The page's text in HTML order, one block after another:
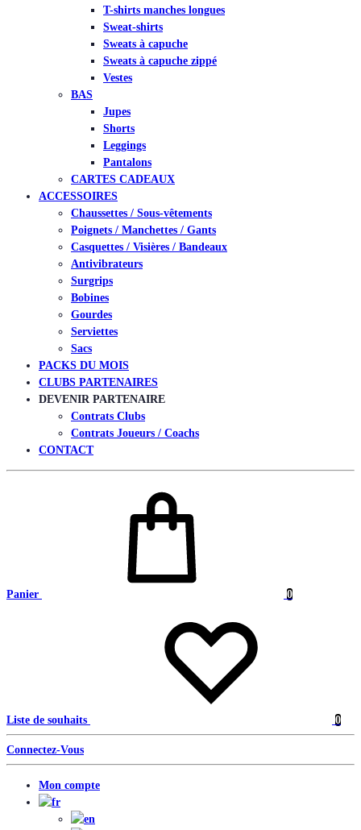
T-shirts manches longues
Sweat-shirts
Sweats à capuche
Sweats à capuche zippé
Vestes
BAS
Jupes
Shorts
Leggings
Pantalons
CARTES CADEAUX
ACCESSOIRES
Chaussettes / Sous-vêtements
Poignets / Manchettes / Gants
Casquettes / Visières / Bandeaux
Antivibrateurs
Surgrips
Bobines
Gourdes
Serviettes
Sacs
PACKS DU MOIS
CLUBS PARTENAIRES
DEVENIR PARTENAIRE
Contrats Clubs
Contrats Joueurs / Coachs
CONTACT
Panier 0
Liste de souhaits 0
Connectez-Vous
Mon compte